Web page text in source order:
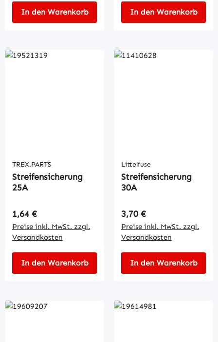
In den Warenkorb In den Warenkorb
TREX.PARTS
Streifensicherung
25A
Regulärer Preis:
1,64 €
Preise inkl. MwSt. zzgl.
Versandkosten
In den Warenkorb
Littelfuse
Streifensicherung
30A
Regulärer Preis:
3,70 €
Preise inkl. MwSt. zzgl.
Versandkosten
In den Warenkorb